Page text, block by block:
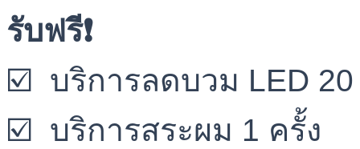
รับฟรี❗
☑️ บริการลดบวม LED
☑️ บริการสระผม 1 ครั้ง